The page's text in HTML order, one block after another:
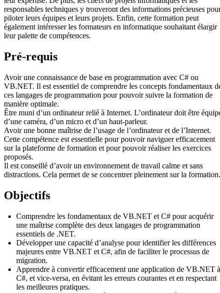
responsables techniques y trouveront des informations précieuses
piloter leurs équipes et leurs projets. Enfin, cette formation peut
également intéresser les formateurs en informatique souhaitant élargir
leur palette de compétences.
Pré-requis
Avoir une connaissance de base en programmation avec C# ou
VB.NET. Il est essentiel de comprendre les concepts fondamentaux
ces langages de programmation pour pouvoir suivre la formation de
manière optimale.
Être muni d’un ordinateur relié à Internet. L’ordinateur doit être
d’une caméra, d’un micro et d’un haut-parleur.
Avoir une bonne maîtrise de l’usage de l’ordinateur et de l’Internet.
Cette compétence est essentielle pour pouvoir naviguer efficacement
sur la plateforme de formation et pour pouvoir réaliser les exercices
proposés.
Il est conseillé d’avoir un environnement de travail calme et sans
distractions. Cela permet de se concentrer pleinement sur la formation.
Objectifs
Comprendre les fondamentaux de VB.NET et C# pour acquérir
une maîtrise complète des deux langages de programmation
essentiels de .NET.
Développer une capacité d’analyse pour identifier les différences
majeures entre VB.NET et C#, afin de faciliter le processus de
migration.
Apprendre à convertir efficacement une application de VB.NET à
C#, et vice-versa, en évitant les erreurs courantes et en respectant
les meilleures pratiques.